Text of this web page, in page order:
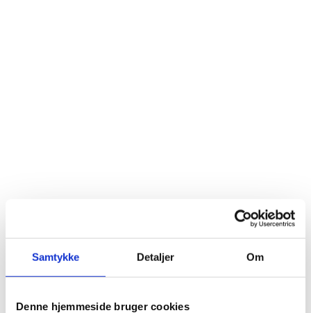
Samtykke Detaljer Om
Denne hjemmeside bruger cookies